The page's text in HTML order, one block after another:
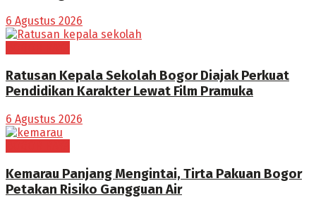
6 Agustus 2026
Ratusan Kepala Sekolah Bogor Diajak Perkuat
Pendidikan Karakter Lewat Film Pramuka
6 Agustus 2026
Kemarau Panjang Mengintai, Tirta Pakuan Bogor
Petakan Risiko Gangguan Air